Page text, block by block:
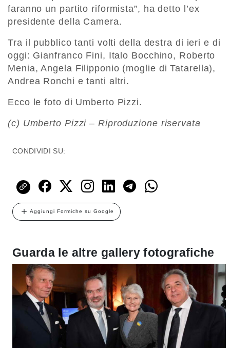
faranno un partito riformista”, ha detto l’ex
presidente della Camera.
Tra il pubblico tanti volti della destra di ieri e di
oggi: Gianfranco Fini, Italo Bocchino, Roberto
Menia, Angela Filipponio (moglie di Tatarella),
Andrea Ronchi e tanti altri.
Ecco le foto di Umberto Pizzi.
(c) Umberto Pizzi – Riproduzione riservata
CONDIVIDI SU:
Aggiungi Formiche su Google
Guarda le altre gallery fotografiche